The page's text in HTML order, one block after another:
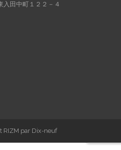
入田中町１２２－４
RIZM par Dix-neuf